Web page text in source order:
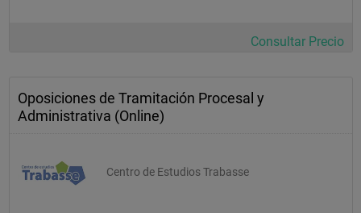
Consultar Precio
Oposiciones de Tramitación Procesal y
Administrativa (Online)
Centro de Estudios Trabasse